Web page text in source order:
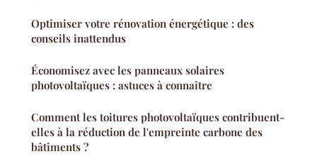
Optimiser votre rénovation énergétique : des
conseils inattendus
Économisez avec les panneaux solaires
photovoltaïques : astuces à connaître
Comment les toitures photovoltaïques contribuent-
elles à la réduction de l'empreinte carbone des
bâtiments ?